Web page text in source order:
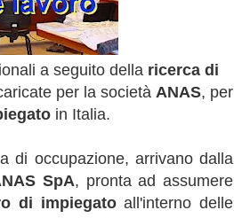
a seguito della ricerca di
per la società ANAS, per
in Italia.
di occupazione, arrivano dalla
SpA, pronta ad assumere
di impiegatoall'interno delle